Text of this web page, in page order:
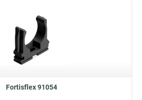
Fortisflex 91054